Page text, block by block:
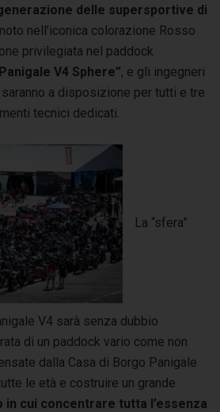
delle supersportive di
moto nell’iconica colorazione Rosso
privilegiata nel paddock
V4 Sphere”, e gli ingegneri
saranno a disposizione per tutti e tre
tecnici dedicati.
La “sfera”
V4 sarà senza dubbio
di un paddock vario come non
dalla Casa di Borgo Panigale
le età e costruire un grande
cui concentrare tutta l’essenza